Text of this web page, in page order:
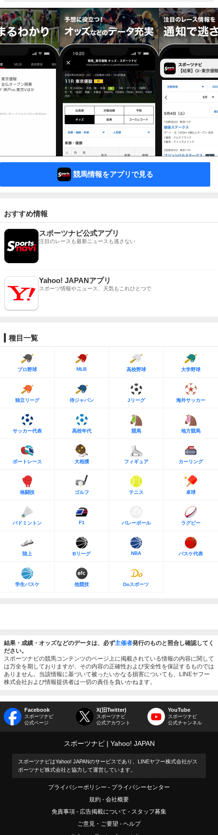
競馬情報をアプリで見る
おすすめ情報
スポーツナビ公式アプリ
注目のレースも最新ニュースも逃さない
Yahoo! JAPANアプリ
スポーツ情報やニュース、天気もこれひとつで
種目一覧
プロ野球 MLB 高校野球 大学野球
独立リーグ 侍ジャパン Jリーグ 海外サッカー
サッカー代表 高校年代 競馬 地方競馬
ボートレース 大相撲 フィギュア カーリング
格闘技 ゴルフ テニス 卓球
バドミントン F1 バレーボール ラグビー
陸上 Bリーグ NBA バスケ代表
学生バスケ 他競技 Doスポーツ
結果・成績・オッズなどのデータは、必ず主催者発行のものと照合し確認してく
ださい。
スポーツナビの競馬コンテンツのページ上に掲載されている情報の内容に関して
は万全を期しておりますが、その内容の正確性および安全性を保証するものでは
ありません。当該情報に基づいて被ったいかなる損害についても、LINEヤフー
株式会社および情報提供者は一切の責任を負いかねます。
Facebook
スポーツナビ
公式ページ
X(旧Twitter)
スポーツナビ
公式アカウント
YouTube
スポーツナビ
公式チャンネル
スポーツナビ Yahoo! JAPAN
スポーツナビはYahoo! JAPANのサービスであり、LINEヤフー株式会社がス
ポーツナビ株式会社と協力して運営しています。
プライバシーポリシー
プライバシーセンター
規約
会社概要
免責事項
広告掲載について
スタッフ募集
ご意見・ご要望
ヘルプ